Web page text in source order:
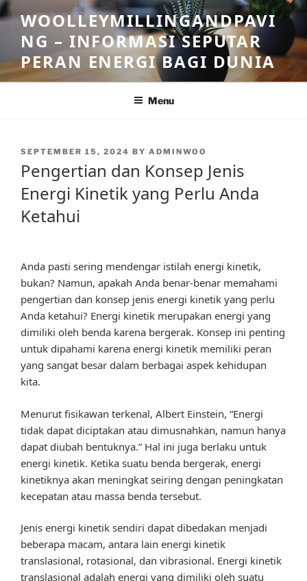
Skip
to
content
WOOLLEYMILLINGANDPAVI
NG – INFORMASI SEPUTAR
PERAN ENERGI BAGI DUNIA
Menu
POSTED
SEPTEMBER 15, 2024 BY ADMINWOO
Pengertian dan Konsep Jenis
Energi Kinetik yang Perlu Anda
Ketahui
Anda pasti sering mendengar istilah energi kinetik,
bukan? Namun, apakah Anda benar-benar memahami
pengertian dan konsep jenis energi kinetik yang perlu
Anda ketahui? Energi kinetik merupakan energi yang
dimiliki oleh benda karena bergerak. Konsep ini penting
untuk dipahami karena energi kinetik memiliki peran
yang sangat besar dalam berbagai aspek kehidupan
kita.
Menurut fisikawan terkenal, Albert Einstein, “Energi
tidak dapat diciptakan atau dimusnahkan, namun hanya
dapat diubah bentuknya.” Hal ini juga berlaku untuk
energi kinetik. Ketika suatu benda bergerak, energi
kinetiknya akan meningkat seiring dengan peningkatan
kecepatan atau massa benda tersebut.
Jenis energi kinetik sendiri dapat dibedakan menjadi
beberapa macam, antara lain energi kinetik
translasional, rotasional, dan vibrasional. Energi kinetik
translasional adalah energi yang dimiliki oleh suatu